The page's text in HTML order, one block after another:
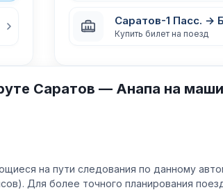
Саратов-1 Пасс. →
Купить билет на поезд
Саратов — Анапа на
на пути следования по данному
Для более точного планирования